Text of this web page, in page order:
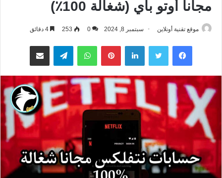
مجانا أوتو باي (شغالة 100٪)
موقع تقنية أونلاين سبتمبر 8, 2024 0
253
فيسبوك تويتر لينكدإن بينتيريستواتساب تيلقرام مشاركة عبر البريد